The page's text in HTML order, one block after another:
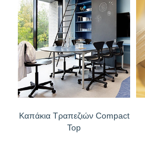
Καπάκια Τραπεζιών Compact
Top